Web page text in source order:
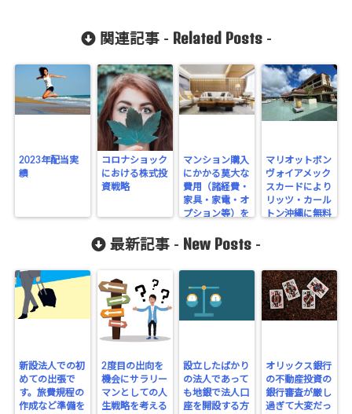
関連記事 - Related Posts-
2023年配当実
績
コロナショック
における株式投
資戦略
マンション購入
にかかる莫大な
費用（諸経費・
家具・家電・オ
プション等）を
為の４つの方法
マリオットボン
ヴォイアメック
スカードにより
リッツ・カール
トン沖縄に無料
最新記事 - New Posts -
新設法人での初
めての出張で
す。旅費規程の
作成など準備を
2度目の出向を
機会にサラリー
マンとしての人
生戦略を考える
設立したばかり
の法人であって
も地銀で法人口
座を開設する方
オリックス銀行
の不動産投資の
銀行審査が厳し
過ぎて大変だっ